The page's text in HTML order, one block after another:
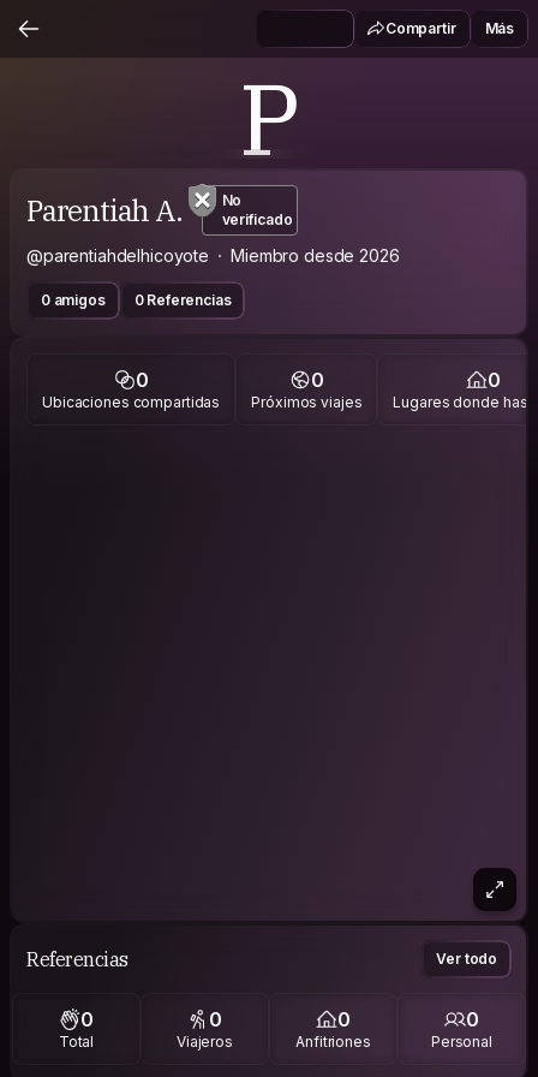
Compartir Más
P
Parentiah A.
No
verificado
@parentiahdelhicoyote Miembro desde 2026
0 amigos 0 Referencias
0
Ubicaciones compartidas
0
Próximos viajes
0
Lugares donde has
Referencias Ver todo
0
Total
0
Viajeros
0
Anfitriones
0
Personal